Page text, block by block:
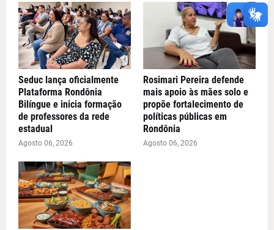
Seduc lança oficialmente
Plataforma Rondônia
Bilíngue e inicia formação
de professores da rede
estadual
Agosto 06, 2026
Rosimari Pereira defende
mais apoio às mães solo e
propõe fortalecimento de
políticas públicas em
Rondônia
Agosto 06, 2026